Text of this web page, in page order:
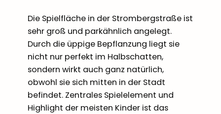
Die Spielfläche in der Strombergstraße ist
sehr groß und parkähnlich angelegt.
Durch die üppige Bepflanzung liegt sie
nicht nur perfekt im Halbschatten,
sondern wirkt auch ganz natürlich,
obwohl sie sich mitten in der Stadt
befindet. Zentrales Spielelement und
Highlight der meisten Kinder ist das